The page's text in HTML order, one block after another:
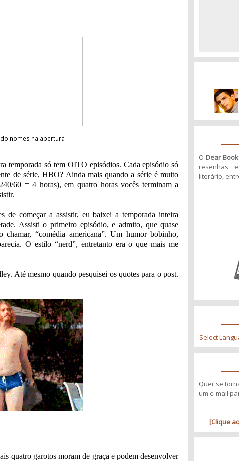
nomes na abertura
temporada só tem OITO episódios. Cada episódio só
de série, HBO? Ainda mais quando a série é muito
60 = 4 horas), em quatro horas vocês terminam a
de começar a assistir, eu baixei a temporada inteira
Assisti o primeiro episódio, e admito, que quase
“comédia americana”. Um humor bobinho,
O estilo “nerd”, entretanto era o que mais me
Até mesmo quando pesquisei os quotes para o post.
quatro garotos moram de graça e podem desenvolver
O Dear Book
resenhas
literário,
Select
Quer se
um e-mail
[Clique